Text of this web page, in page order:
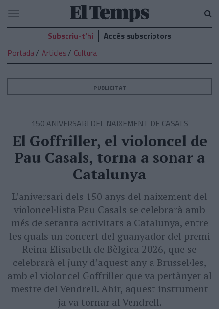
El
Temps
Navegació
Subscriu-t’hi
Accés subscriptors
Portada
Articles Cultura
PUBLICITAT
150 ANIVERSARI DEL NAIXEMENT DE CASALS
El Goffriller, el violoncel de
Pau Casals, torna a sonar a
Catalunya
L’aniversari dels 150 anys del naixement del
violoncel·lista Pau Casals se celebrarà amb
més de setanta activitats a Catalunya, entre
les quals un concert del guanyador del premi
Reina Elisabeth de Bèlgica 2026, que se
celebrarà el juny d’aquest any a Brussel·les,
amb el violoncel Goffriller que va pertànyer al
mestre del Vendrell. Ahir, aquest instrument
ja va tornar al Vendrell.